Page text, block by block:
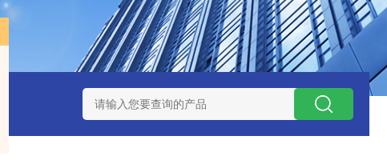
OYI直线电机磁栅尺磁头元一高精度传感器 直线电机磁头高精度读